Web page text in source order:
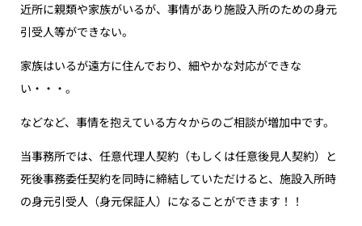
近所に親類や家族がいるが、事情があり施設入所のための身元
引受人等ができない。
家族はいるが遠方に住んでおり、細やかな対応ができな
い・・・。
などなど、事情を抱えている方々からのご相談が増加中です。
当事務所では、任意代理人契約（もしくは任意後見人契約）と
死後事務委任契約を同時に締結していただけると、施設入所時
の身元引受人（身元保証人）になることができます！！